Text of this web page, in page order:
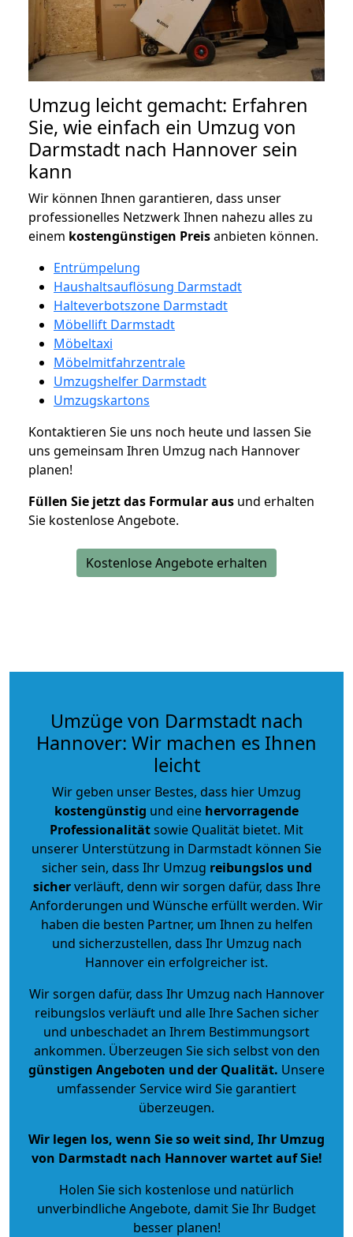
Umzug leicht gemacht: Erfahren
Sie, wie einfach ein Umzug von
Darmstadt nach Hannover sein
kann
Wir können Ihnen garantieren, dass unser
professionelles Netzwerk Ihnen nahezu alles zu
einem kostengünstigen Preisanbieten können.
Entrümpelung
Haushaltsauflösung Darmstadt
Halteverbotszone Darmstadt
Möbellift Darmstadt
Möbeltaxi
Möbelmitfahrzentrale
Umzugshelfer Darmstadt
Umzugskartons
Kontaktieren Sie uns noch heute und lassen Sie
uns gemeinsam Ihren Umzug nach Hannover
planen!
Füllen Sie jetzt das Formular aus und erhalten
Sie kostenlose Angebote.
Kostenlose Angebote erhalten
Umzüge von Darmstadt nach
Hannover: Wir machen es Ihnen
leicht
Wir geben unser Bestes, dass hier Umzug
kostengünstig und eine hervorragende
Professionalitätsowie Qualität bietet. Mit
unserer Unterstützung in Darmstadt können Sie
sicher sein, dass Ihr Umzug reibungslos und
sicherverläuft, denn wir sorgen dafür, dass Ihre
Anforderungen und Wünsche erfüllt werden. Wir
haben die besten Partner, um Ihnen zu helfen
und sicherzustellen, dass Ihr Umzug nach
Hannover ein erfolgreicher ist.
Wir sorgen dafür, dass Ihr Umzug nach Hannover
reibungslos verläuft und alle Ihre Sachen sicher
und unbeschadet an Ihrem Bestimmungsort
ankommen. Überzeugen Sie sich selbst von den
günstigen Angeboten und der Qualität. Unsere
umfassender Service wird Sie garantiert
überzeugen.
Wir legen los, wenn Sie so weit sind, Ihr Umzug
von Darmstadt nach Hannover wartet auf Sie!
Holen Sie sich kostenlose und natürlich
unverbindliche Angebote, damit Sie Ihr Budget
besser planen!